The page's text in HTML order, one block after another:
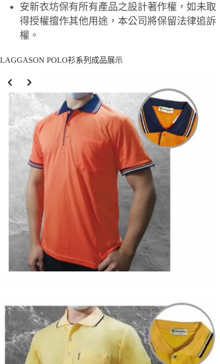
安新衣坊保有所有產品之設計著作權，如未取
得授權擅作其他用途，本公司將保留法律追訴
權。
LAGGASON POLO衫系列成品展示